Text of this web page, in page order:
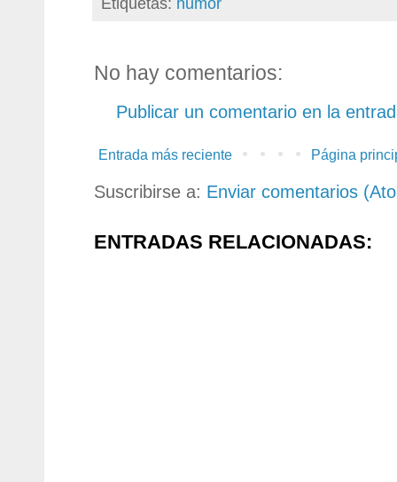
No hay comentarios:
Publicar un comentario en la
Entrada más reciente Página
Suscribirse a: Enviar comentarios
ENTRADAS RELACIONADAS: